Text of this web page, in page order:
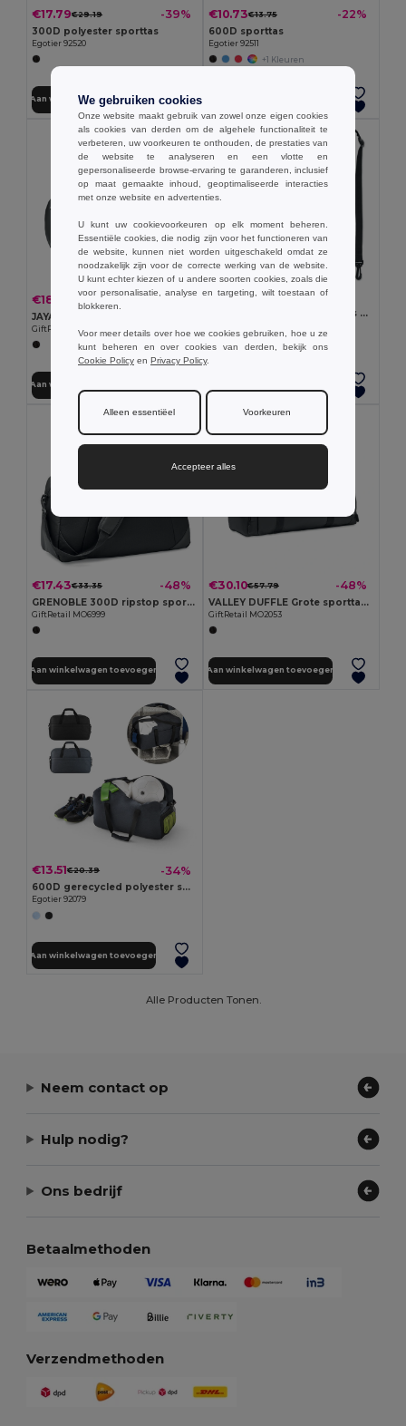
€17.79€29.19 -39%
300D polyester sporttas
Egotier 92520
Aan winkelwagen toevoegen
€10.73€13.75 -22%
600D sporttas
Egotier 92511
+1 Kleuren
€18.60 €35.67 -48%
GiftRetail MO6940
Aan winkelwagen toevoegen
€6.99
BOLSAIBLE + Waterdichte tas 210T RPET 5L
€17.43€33.35 -48%
GRENOBLE 300D ripstop sporttas
GiftRetail MO6999
Aan winkelwagen toevoegen
€30.10€57.79 -48%
VALLEY DUFFLE Grote sporttas in 300D RPET
GiftRetail MO2053
Aan winkelwagen toevoegen
€13.51€20.39 -34%
600D gerecycled polyester sporttas
Egotier 92079
Aan winkelwagen toevoegen
Alle Producten Tonen.
Neem contact op
Hulp nodig?
Ons bedrijf
Betaalmethoden
Verzendmethoden
We gebruiken cookies
Onze website maakt gebruik van zowel onze eigen cookies
als cookies van derden om de algehele functionaliteit te
verbeteren, uw voorkeuren te onthouden, de prestaties van
de website te analyseren en een vlotte en
gepersonaliseerde browse-ervaring te garanderen, inclusief
op maat gemaakte inhoud, geoptimaliseerde interacties
met onze website en advertenties.
U kunt uw cookievoorkeuren op elk moment beheren.
Essentiële cookies, die nodig zijn voor het functioneren van
de website, kunnen niet worden uitgeschakeld omdat ze
noodzakelijk zijn voor de correcte werking van de website.
U kunt echter kiezen of u andere soorten cookies, zoals die
voor personalisatie, analyse en targeting, wilt toestaan of
blokkeren.
Voor meer details over hoe we cookies gebruiken, hoe u ze
kunt beheren en over cookies van derden, bekijk ons
Cookie Policy en Privacy Policy.
Alleen essentiëel Voorkeuren
Accepteer alles